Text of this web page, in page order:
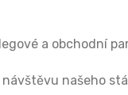
a obchodní
návštěvu našeho